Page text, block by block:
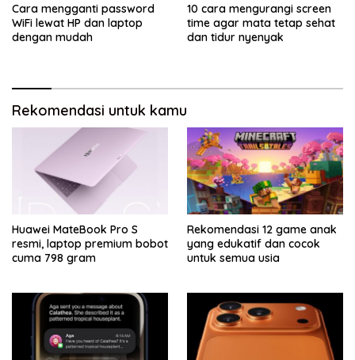
Cara mengganti password
WiFi lewat HP dan laptop
dengan mudah
10 cara mengurangi screen
time agar mata tetap sehat
dan tidur nyenyak
Rekomendasi untuk kamu
Huawei MateBook Pro S
resmi, laptop premium bobot
cuma 798 gram
Rekomendasi 12 game anak
yang edukatif dan cocok
untuk semua usia